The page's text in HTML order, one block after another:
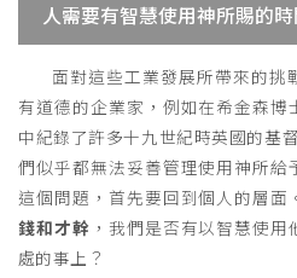
人需要有智慧使用神所賜的
面對這些工業發展所帶來的挑
有道德的企業家，例如在希金森博
中紀錄了許多十九世紀時英國的基
們似乎都無法妥善管理使用神所
這個問題，首先要回到個人的層面
錢和才幹 ，我們是否有以智慧使
處的事上？